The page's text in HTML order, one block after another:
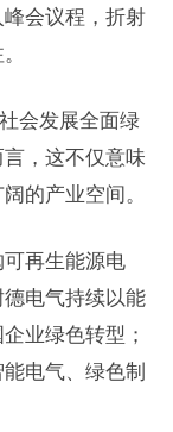
会议程，折射
会发展全面绿
，这不仅意味
的产业空间。
再生能源电
电气持续以能
业绿色转型；
电气、绿色制